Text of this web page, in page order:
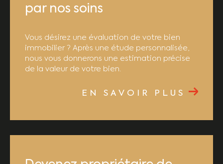
par nos soins
Vous désirez une évaluation de votre bien
immobilier ? Après une étude personnalisée,
nous vous donnerons une estimation précise
de la valeur de votre bien.
EN SAVOIR PLUS